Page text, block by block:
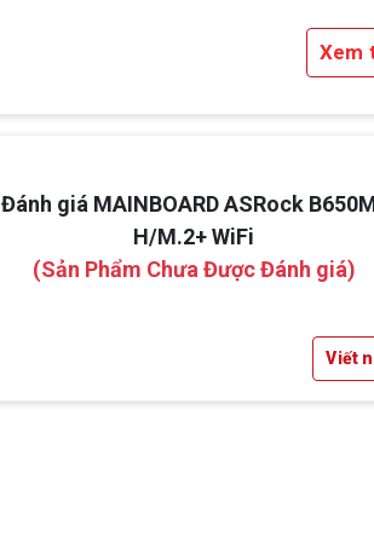
Chipset: AMD B650
Xem
Đánh giá MAINBOARD ASRock
H/M.2+ WiFi
(Sản Phẩm Chưa Được Đánh giá)
Viết